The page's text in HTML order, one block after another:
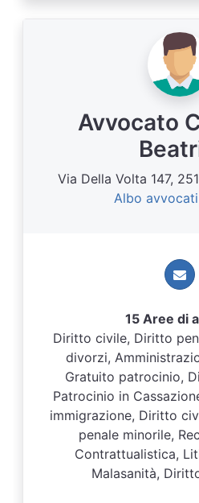
Avvocato
Via Della Volta 147,
Albo
15 Aree di
Diritto civile, Diritto
divorzi,
Gratuito patrocinio,
Patrocinio in
immigrazione, Diritto
penale minorile,
Contrattualistica,
Malasanità,